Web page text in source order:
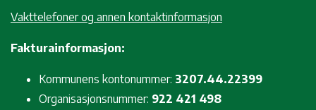
Vakttelefoner og annen kontaktinformasjon
Fakturainformasjon:
Kommunens kontonummer: 3207.44.22399
Organisasjonsnummer: 922 421 498